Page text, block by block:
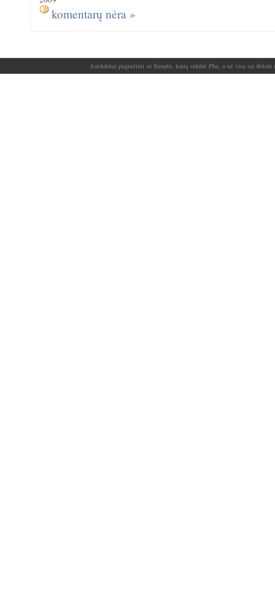
komentarų nėra »
Anekdotai pagražinti su Simpla, kurią sukūrė Phu, o už visa tai